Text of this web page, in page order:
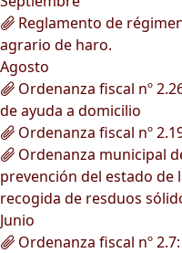
Reglamento de
agrario de haro.
Agosto
Ordenanza fiscal nº
de ayuda a domicilio
Ordenanza fiscal nº
Ordenanza municipal
prevención del estado de
recogida de resduos
Junio
Ordenanza fiscal nº